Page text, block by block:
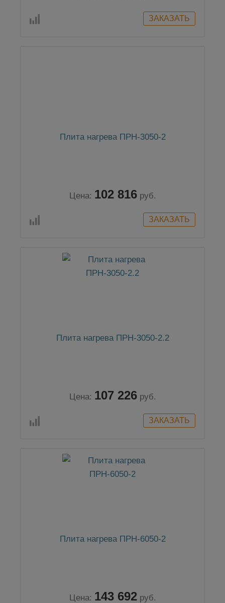
Плита нагрева ПРН-3050-2
Цена: 102 816 руб.
Плита нагрева ПРН-3050-2.2
Цена: 107 226 руб.
Плита нагрева ПРН-6050-2
Цена: 143 692 руб.